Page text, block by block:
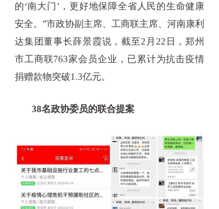
的‘南大门’，更好地保障全省人民的生命健康
安全。”市政协副主席、工商联主席、河南康利
达集团董事长薛景霞说，截至2月22日，郑州
市工商联763家会员企业，已累计为抗击疫情
捐赠款物突破1.3亿元。
38名政协委员的联合提案